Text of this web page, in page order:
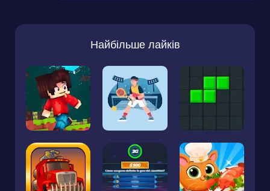
Найбільше лайків